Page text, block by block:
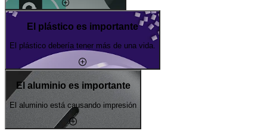
El plástico es importante
El plástico debería tener más de una vida.
El aluminio es importante
El aluminio está causando impresión